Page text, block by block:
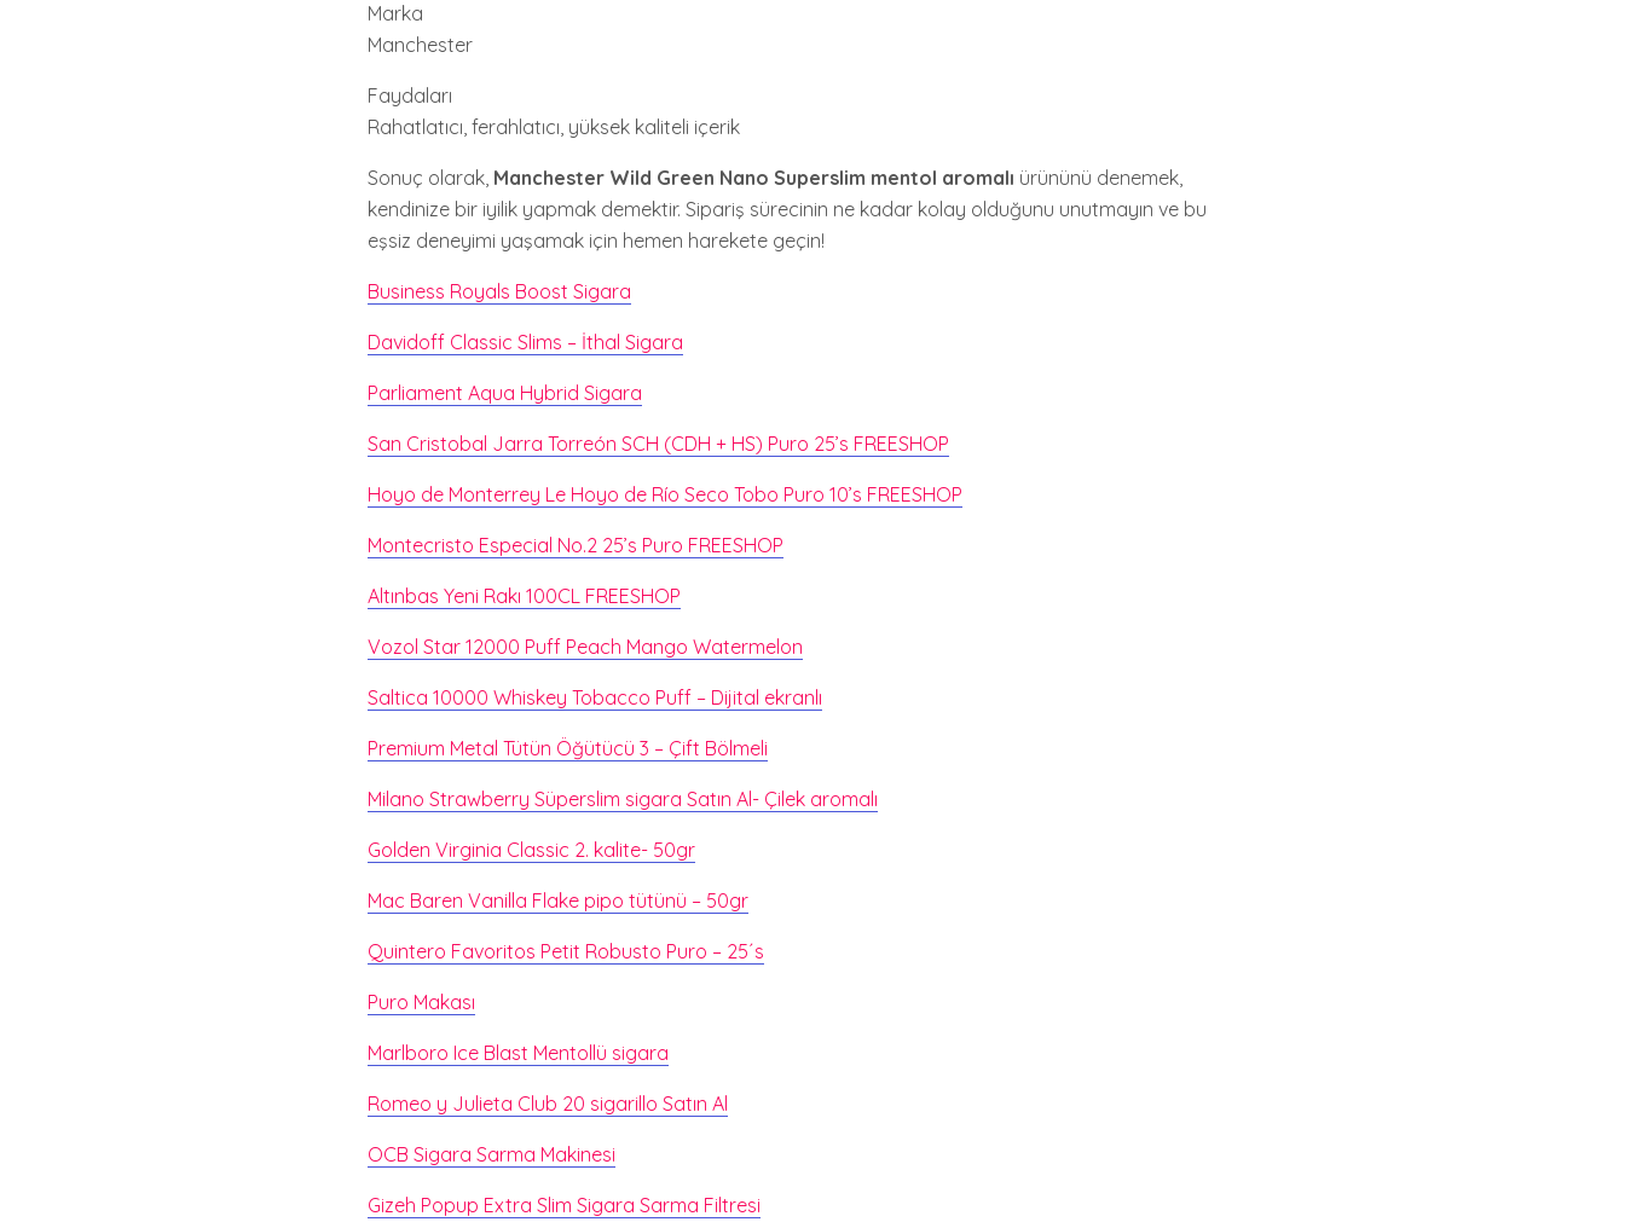
Marka
Manchester
Faydaları
Rahatlatıcı, ferahlatıcı, yüksek kaliteli içerik
Sonuç olarak, Manchester Wild Green Nano Superslim mentol aromalı ürününü denemek,
kendinize bir iyilik yapmak demektir. Sipariş sürecinin ne kadar kolay olduğunu unutmayın ve bu
eşsiz deneyimi yaşamak için hemen harekete geçin!
Business Royals Boost Sigara
Davidoff Classic Slims – İthal Sigara
Parliament Aqua Hybrid Sigara
San Cristobal Jarra Torreón SCH (CDH + HS) Puro 25’s FREESHOP
Hoyo de Monterrey Le Hoyo de Río Seco Tobo Puro 10’s FREESHOP
Montecristo Especial No.2 25’s Puro FREESHOP
Altınbas Yeni Rakı 100CL FREESHOP
Vozol Star 12000 Puff Peach Mango Watermelon
Saltica 10000 Whiskey Tobacco Puff – Dijital ekranlı
Premium Metal Tütün Öğütücü 3 – Çift Bölmeli
Milano Strawberry Süperslim sigara Satın Al- Çilek aromalı
Golden Virginia Classic 2. kalite- 50gr
Mac Baren Vanilla Flake pipo tütünü – 50gr
Quintero Favoritos Petit Robusto Puro – 25´s
Puro Makası
Marlboro Ice Blast Mentollü sigara
Romeo y Julieta Club 20 sigarillo Satın Al
OCB Sigara Sarma Makinesi
Gizeh Popup Extra Slim Sigara Sarma Filtresi